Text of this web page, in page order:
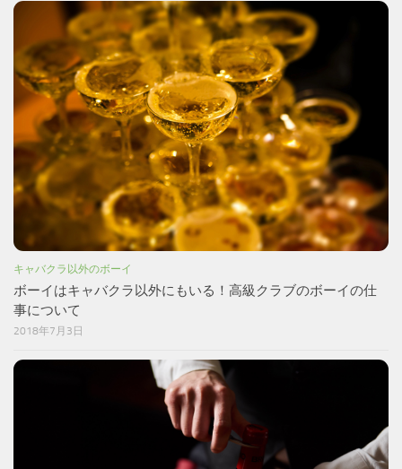
キャバクラ以外のボーイ
ボーイはキャバクラ以外にもいる！高級クラブのボーイの仕
事について
2018年7月3日